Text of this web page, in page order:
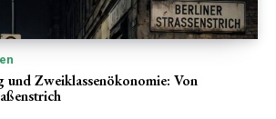
und Zweiklassenökonomie: Von